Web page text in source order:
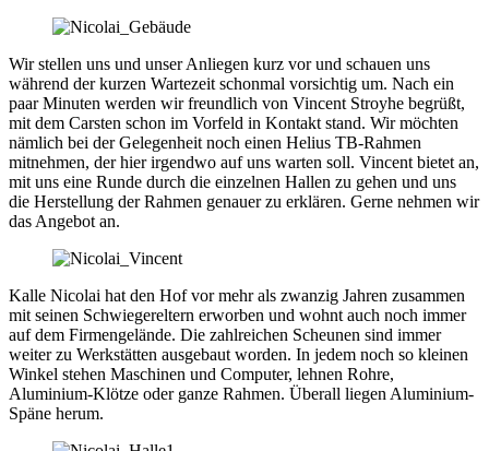
Wir stellen uns und unser Anliegen kurz vor und schauen uns
während der kurzen Wartezeit schonmal vorsichtig um. Nach ein
paar Minuten werden wir freundlich von Vincent Stroyhe begrüßt,
mit dem Carsten schon im Vorfeld in Kontakt stand. Wir möchten
nämlich bei der Gelegenheit noch einen Helius TB-Rahmen
mitnehmen, der hier irgendwo auf uns warten soll. Vincent bietet an,
mit uns eine Runde durch die einzelnen Hallen zu gehen und uns
die Herstellung der Rahmen genauer zu erklären. Gerne nehmen wir
das Angebot an.
Kalle Nicolai hat den Hof vor mehr als zwanzig Jahren zusammen
mit seinen Schwiegereltern erworben und wohnt auch noch immer
auf dem Firmengelände. Die zahlreichen Scheunen sind immer
weiter zu Werkstätten ausgebaut worden. In jedem noch so kleinen
Winkel stehen Maschinen und Computer, lehnen Rohre,
Aluminium-Klötze oder ganze Rahmen. Überall liegen Aluminium-
Späne herum.